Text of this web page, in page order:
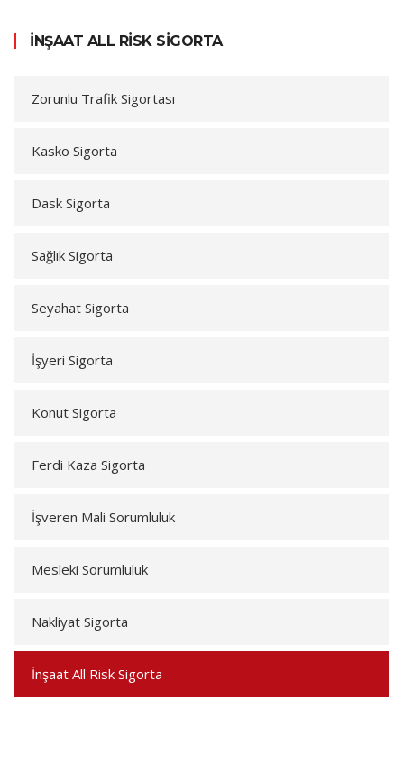
İNŞAAT ALL RISK SIGORTA
Zorunlu Trafik Sigortası
Kasko Sigorta
Dask Sigorta
Sağlık Sigorta
Seyahat Sigorta
İşyeri Sigorta
Konut Sigorta
Ferdi Kaza Sigorta
İşveren Mali Sorumluluk
Mesleki Sorumluluk
Nakliyat Sigorta
İnşaat All Risk Sigorta